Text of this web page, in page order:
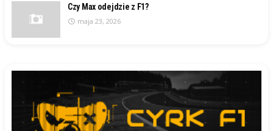
Czy Max odejdzie z F1?
maja 23, 2026